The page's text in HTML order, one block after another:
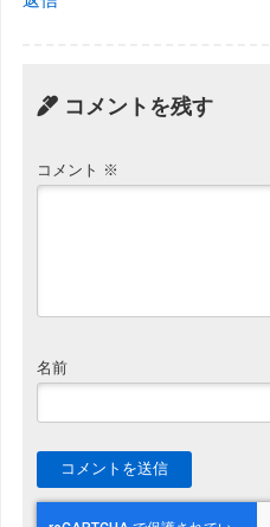
コメントを残す
コメント ※
名前